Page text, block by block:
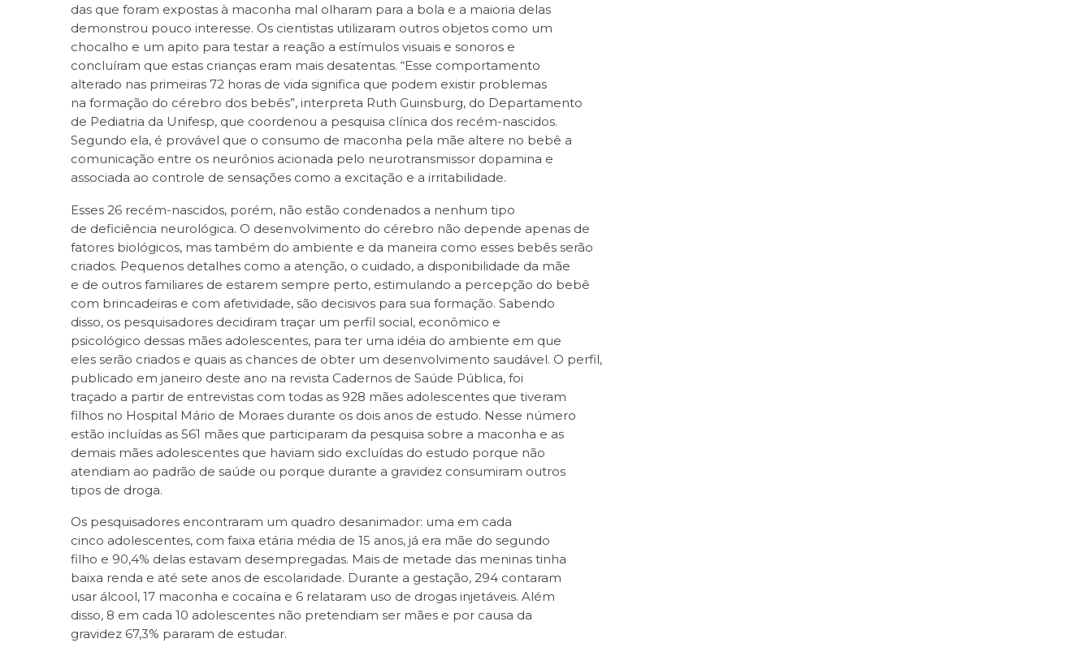
das que foram expostas à maconha mal olharam para a bola e a maioria delas
demonstrou pouco interesse. Os cientistas utilizaram outros objetos como um
chocalho e um apito para testar a reação a estímulos visuais e sonoros e
concluíram que estas crianças eram mais desatentas. “Esse comportamento
alterado nas primeiras 72 horas de vida significa que podem existir problemas
na formação do cérebro dos bebês”, interpreta Ruth Guinsburg, do Departamento
de Pediatria da Unifesp, que coordenou a pesquisa clínica dos recém-nascidos.
Segundo ela, é provável que o consumo de maconha pela mãe altere no bebê a
comunicação entre os neurônios acionada pelo neurotransmissor dopamina e
associada ao controle de sensações como a excitação e a irritabilidade.
Esses 26 recém-nascidos, porém, não estão condenados a nenhum tipo
de deficiência neurológica. O desenvolvimento do cérebro não depende apenas de
fatores biológicos, mas também do ambiente e da maneira como esses bebês serão
criados. Pequenos detalhes como a atenção, o cuidado, a disponibilidade da mãe
e de outros familiares de estarem sempre perto, estimulando a percepção do bebê
com brincadeiras e com afetividade, são decisivos para sua formação. Sabendo
disso, os pesquisadores decidiram traçar um perfil social, econômico e
psicológico dessas mães adolescentes, para ter uma idéia do ambiente em que
eles serão criados e quais as chances de obter um desenvolvimento saudável. O perfil,
publicado em janeiro deste ano na revista Cadernos de Saúde Pública, foi
traçado a partir de entrevistas com todas as 928 mães adolescentes que tiveram
filhos no Hospital Mário de Moraes durante os dois anos de estudo. Nesse número
estão incluídas as 561 mães que participaram da pesquisa sobre a maconha e as
demais mães adolescentes que haviam sido excluídas do estudo porque não
atendiam ao padrão de saúde ou porque durante a gravidez consumiram outros
tipos de droga.
Os pesquisadores encontraram um quadro desanimador: uma em cada
cinco adolescentes, com faixa etária média de 15 anos, já era mãe do segundo
filho e 90,4% delas estavam desempregadas. Mais de metade das meninas tinha
baixa renda e até sete anos de escolaridade. Durante a gestação, 294 contaram
usar álcool, 17 maconha e cocaína e 6 relataram uso de drogas injetáveis. Além
disso, 8 em cada 10 adolescentes não pretendiam ser mães e por causa da
gravidez 67,3% pararam de estudar.